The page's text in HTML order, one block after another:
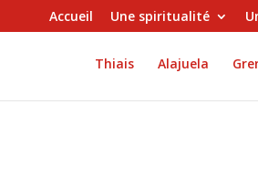
Accueil Une spiritualité
Thiais Alajuela